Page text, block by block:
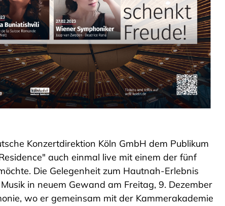
Konzertdirektion Köln GmbH dem Publikum
auch einmal live mit einem der fünf
Die Gelegenheit zum Hautnah-Erlebnis
in neuem Gewand am Freitag, 9. Dezember
wo er gemeinsam mit der Kammerakademie